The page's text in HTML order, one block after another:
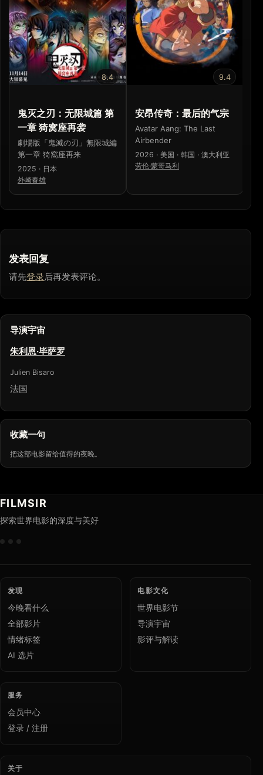
8.4
鬼灭之刃：无限城篇 第
一章 猗窝座再袭
劇場版「鬼滅の刃」無限城編
第一章 猗窩座再来
2025 · 日本
外崎春雄
9.4
安昂传奇：最后的气宗
Avatar Aang: The Last
Airbender
2026 · 美国 · 韩国 · 澳大利亚
劳伦·蒙哥马利
发表回复
请先登录后再发表评论。
导演宇宙
朱利恩·毕萨罗
Julien Bisaro
法国
收藏一句
把这部电影留给值得的夜晚。
FILMSIR
探索世界电影的深度与美好
发现
今晚看什么
全部影片
情绪标签
AI 选片
电影文化
世界电影节
导演宇宙
影评与解读
服务
会员中心
登录 / 注册
关于